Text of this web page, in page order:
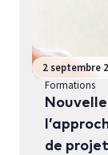
2 septembre
Formations
de